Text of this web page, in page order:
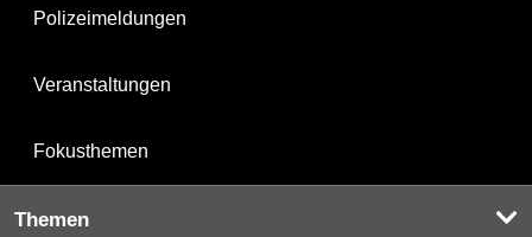
Polizeimeldungen
Veranstaltungen
Fokusthemen
Themen